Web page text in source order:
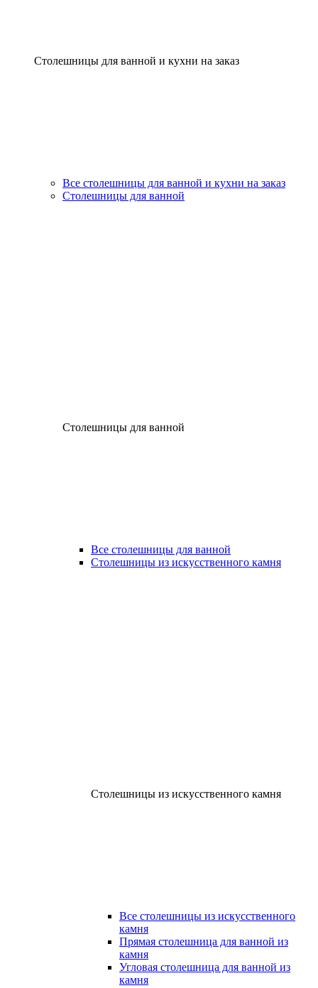
Столешницы для ванной и кухни на заказ
Все столешницы для ванной и кухни на заказ
Столешницы для ванной
Столешницы для ванной
Все столешницы для ванной
Столешницы из искусственного камня
Столешницы из искусственного камня
Все столешницы из искусственного
камня
Прямая столешница для ванной из
камня
Угловая столешница для ванной из
камня